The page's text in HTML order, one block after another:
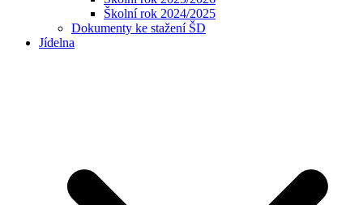
Školní rok 2024/2025
Dokumenty ke stažení ŠD
Jídelna